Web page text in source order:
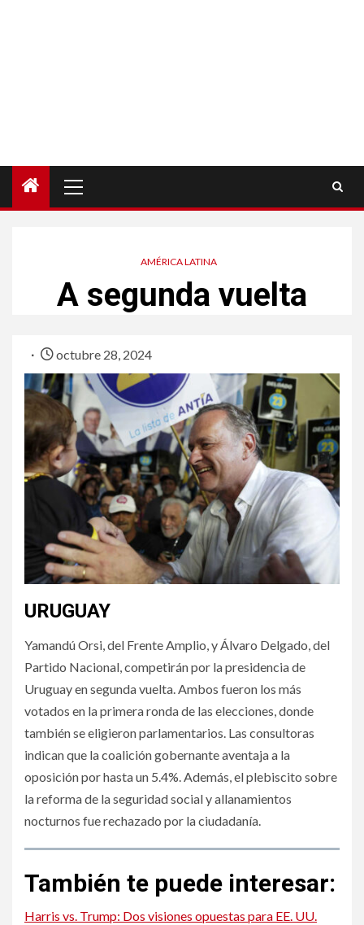
principal
AMÉRICA LATINA
A segunda vuelta
octubre 28, 2024
URUGUAY
Yamandú Orsi, del Frente Amplio, y Álvaro Delgado, del
Partido Nacional, competirán por la presidencia de
Uruguay en segunda vuelta. Ambos fueron los más
votados en la primera ronda de las elecciones, donde
también se eligieron parlamentarios. Las consultoras
indican que la coalición gobernante aventaja a la
oposición por hasta un 5.4%. Además, el plebiscito sobre
la reforma de la seguridad social y allanamientos
nocturnos fue rechazado por la ciudadanía.
También te puede interesar:
Harris vs. Trump: Dos visiones opuestas para EE. UU.